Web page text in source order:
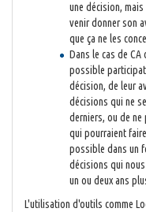
une décision,
venir donner son
que ça ne les
Dans le cas de
possible
décision, de leur
décisions qui ne
derniers, ou de
qui pourraient
possible dans un
décisions qui
un ou deux ans
L'utilisation d'outils comme